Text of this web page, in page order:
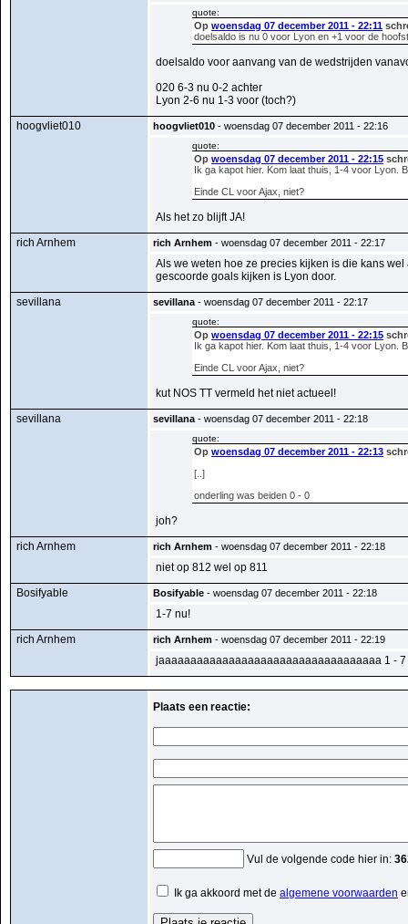
quote:
Op woensdag 07 december 2011 - 22:11
doelsaldo is nu 0 voor Lyon en +1 voor de
doelsaldo voor aanvang van de wedstrijden
020 6-3 nu 0-2 achter
Lyon 2-6 nu 1-3 voor (toch?)
hoogvliet010
hoogvliet010 - woensdag 07 december 2011 - 22:16
quote:
Op woensdag 07 december 2011 - 22:15
Ik ga kapot hier. Kom laat thuis, 1-4 voor Lyon.
Einde CL voor Ajax, niet?
Als het zo blijft JA!
rich Arnhem
rich Arnhem - woensdag 07 december 2011 - 22:17
Als we weten hoe ze precies kijken is die kans
gescoorde goals kijken is Lyon door.
sevillana
sevillana - woensdag 07 december 2011 - 22:17
quote:
Op woensdag 07 december 2011 - 22:15
Ik ga kapot hier. Kom laat thuis, 1-4 voor Lyon.
Einde CL voor Ajax, niet?
kut NOS TT vermeld het niet actueel!
sevillana
sevillana - woensdag 07 december 2011 - 22:18
quote:
Op woensdag 07 december 2011 - 22:13
[..]
onderling was beiden 0 - 0
joh?
rich Arnhem
rich Arnhem - woensdag 07 december 2011 - 22:18
niet op 812 wel op 811
Bosifyable
Bosifyable - woensdag 07 december 2011 - 22:18
1-7 nu!
rich Arnhem
rich Arnhem - woensdag 07 december 2011 - 22:19
jaaaaaaaaaaaaaaaaaaaaaaaaaaaaaaaaaaa 1 - 7
Plaats een reactie:
Vul de volgende code hier in:
Ik ga akkoord met de algemene voorwaarden